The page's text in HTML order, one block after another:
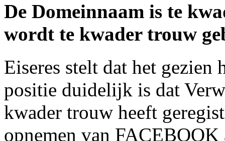
De Domeinnaam is te
wordt te kwader trouw
Eiseres stelt dat het gezien
positie duidelijk is dat
kwader trouw heeft
opnemen van FACEBOOK